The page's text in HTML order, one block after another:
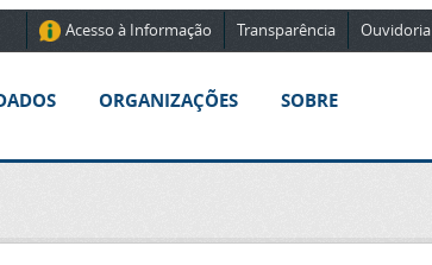
Acesso à Informação Transparência Ouvidoria
ORGANIZAÇÕES SOBRE